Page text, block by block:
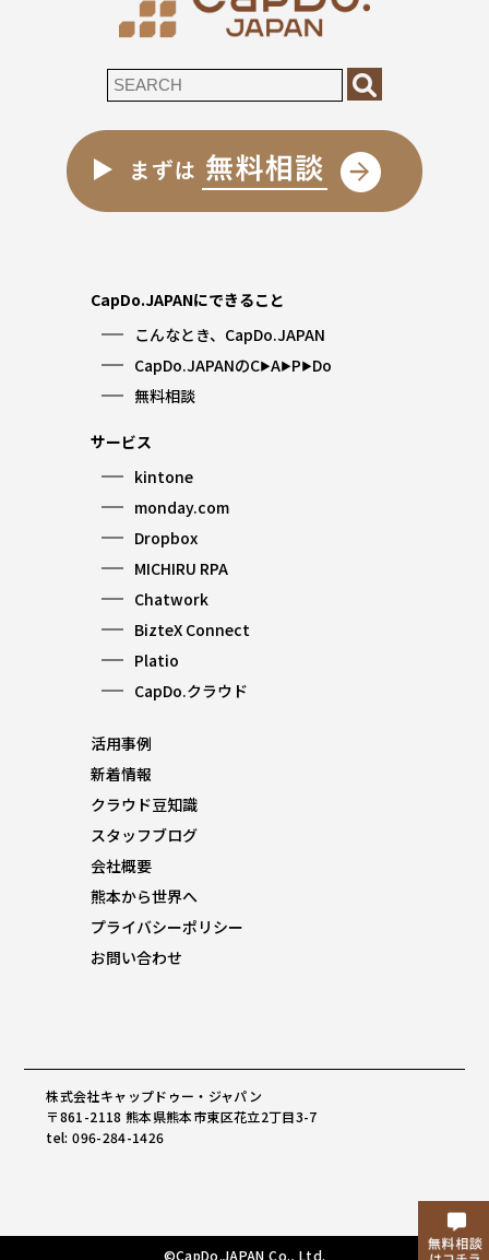
CapDo.JAPANにできること
こんなとき、CapDo.JAPAN
CapDo.JAPANのC▶︎A▶︎P▶︎Do
無料相談
サービス
kintone
monday.com
Dropbox
MICHIRU RPA
Chatwork
BizteX Connect
Platio
CapDo.クラウド
活用事例
新着情報
クラウド豆知識
スタッフブログ
会社概要
熊本から世界へ
プライバシーポリシー
お問い合わせ
株式会社キャップドゥー・ジャパン
〒861-2118 熊本県熊本市東区花立2丁目3-7
tel: 096-284-1426
©CapDo.JAPAN Co., Ltd.